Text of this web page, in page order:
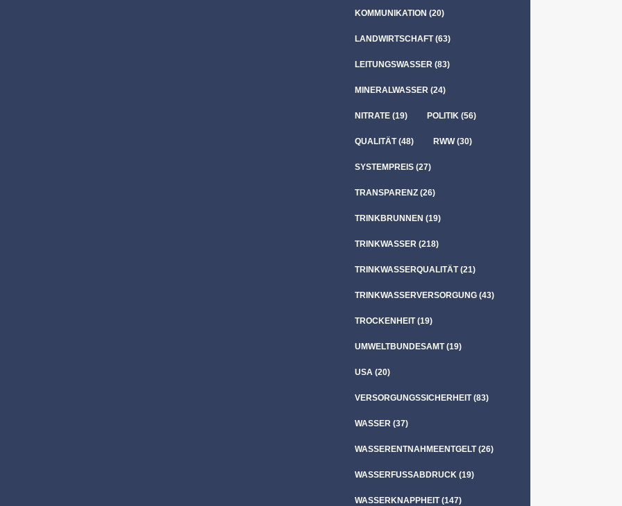
KOMMUNIKATION (20)
LANDWIRTSCHAFT(63)
LEITUNGSWASSER (83)
MINERALWASSER (24)
NITRATE(19) POLITIK (56)
QUALITÄT(48) RWW(30)
SYSTEMPREIS(27)
TRANSPARENZ(26)
TRINKBRUNNEN (19)
TRINKWASSER (218)
TRINKWASSERQUALITÄT(21)
TRINKWASSERVERSORGUNG(43)
TROCKENHEIT(19)
UMWELTBUNDESAMT(19)
USA (20)
VERSORGUNGSSICHERHEIT(83)
WASSER (37)
WASSERENTNAHMEENTGELT(26)
WASSERFUSSABDRUCK (19)
WASSERKNAPPHEIT(147)